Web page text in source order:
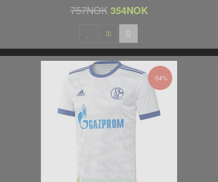
757NOK 354NOK
-54%